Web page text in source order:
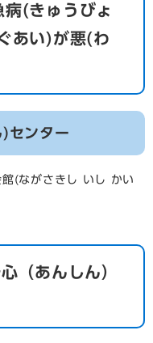
(きゅうびょ
あい)が悪(わ
センター
(ながさきし いし かい
（あんしん）